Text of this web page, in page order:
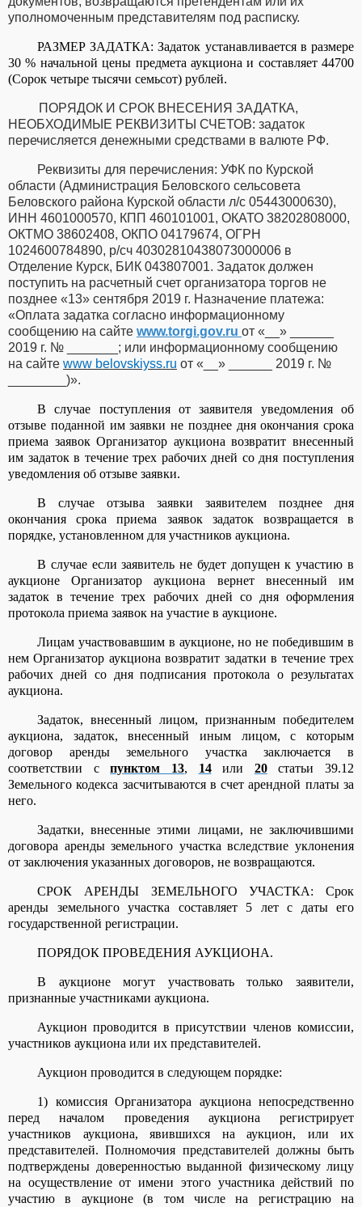
уполномоченным представителям под расписку.
РАЗМЕР ЗАДАТКА: Задаток устанавливается в размере
30 % начальной цены предмета аукциона и составляет 44700
(Сорок четыре тысячи семьсот) рублей.
ПОРЯДОК И СРОК ВНЕСЕНИЯ ЗАДАТКА,
НЕОБХОДИМЫЕ РЕКВИЗИТЫ СЧЕТОВ: задаток
перечисляется денежными средствами в валюте РФ.
Реквизиты для перечисления: УФК по Курской
области (Администрация Беловского сельсовета
Беловского района Курской области л/с 05443000630),
ИНН 4601000570, КПП 460101001, ОКАТО 38202808000,
ОКТМО 38602408, ОКПО 04179674, ОГРН
1024600784890, р/сч 40302810438073000006 в
Отделение Курск, БИК 043807001. Задаток должен
поступить на расчетный счет организатора торгов не
позднее «13» сентября 2019 г. Назначение платежа:
«Оплата задатка согласно информационному
сообщению на сайте www.torgi.gov.ru от «__» ______
2019 г. № _______; или информационному сообщению
на сайте www belovskiyss.ru от «__» ______ 2019 г. №
________)».
В случае поступления от заявителя уведомления об
отзыве поданной им заявки не позднее дня окончания срока
приема заявок Организатор аукциона возвратит внесенный
им задаток в течение трех рабочих дней со дня поступления
уведомления об отзыве заявки.
В случае отзыва заявки заявителем позднее дня
окончания срока приема заявок задаток возвращается в
порядке, установленном для участников аукциона.
В случае если заявитель не будет допущен к участию в
аукционе Организатор аукциона вернет внесенный им
задаток в течение трех рабочих дней со дня оформления
протокола приема заявок на участие в аукционе.
Лицам участвовавшим в аукционе, но не победившим в
нем Организатор аукциона возвратит задатки в течение трех
рабочих дней со дня подписания протокола о результатах
аукциона.
Задаток, внесенный лицом, признанным победителем
аукциона, задаток, внесенный иным лицом, с которым
договор аренды земельного участка заключается в
соответствии спунктом 13, 14или 20статьи 39.12
Земельного кодекса засчитываются в счет арендной платы за
него.
Задатки, внесенные этими лицами, не заключившими
договора аренды земельного участка вследствие уклонения
от заключения указанных договоров, не возвращаются.
СРОК АРЕНДЫ ЗЕМЕЛЬНОГО УЧАСТКА: Срок
аренды земельного участка составляет 5 лет с даты его
государственной регистрации.
ПОРЯДОК ПРОВЕДЕНИЯ АУКЦИОНА.
В аукционе могут участвовать только заявители,
признанные участниками аукциона.
Аукцион проводится в присутствии членов комиссии,
участников аукциона или их представителей.
Аукцион проводится в следующем порядке:
1) комиссия Организатора аукциона непосредственно
перед началом проведения аукциона регистрирует
участников аукциона, явившихся на аукцион, или их
представителей. Полномочия представителей должны быть
подтверждены доверенностью выданной физическому лицу
на осуществление от имени этого участника действий по
участию в аукционе (в том числе на регистрацию на